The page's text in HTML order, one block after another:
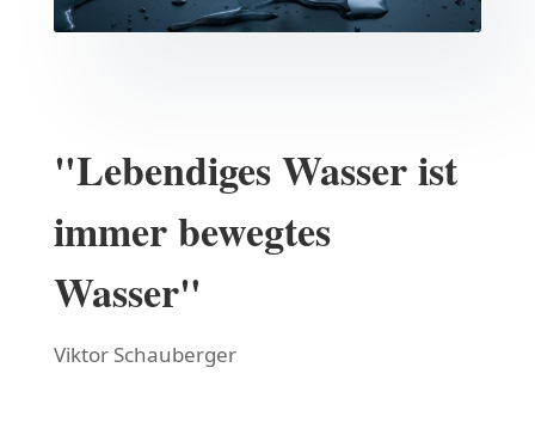
"Lebendiges Wasser ist
immer bewegtes
Wasser"
Viktor Schauberger